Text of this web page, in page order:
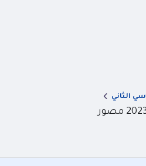
الثاني